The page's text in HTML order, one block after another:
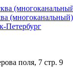
(многоканальный)
Петербург
поля, 7 стр. 9